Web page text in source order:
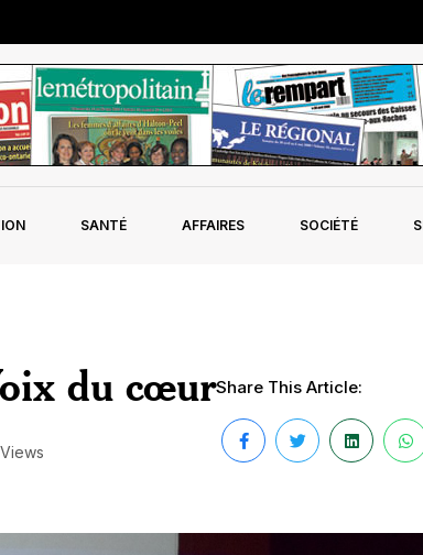
SANTÉ AFFAIRES SOCIÉTÉ
du cœurShare This Article: